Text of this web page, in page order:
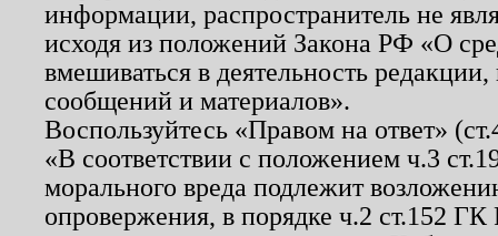
информации, распространитель не
исходя из положений Закона РФ «О
вмешиваться в деятельность
сообщений и материалов».
Воспользуйтесь «Правом на ответ»
«В соответствии с положением ч.3
морального вреда подлежит
опровержения, в порядке ч.2 ст.152